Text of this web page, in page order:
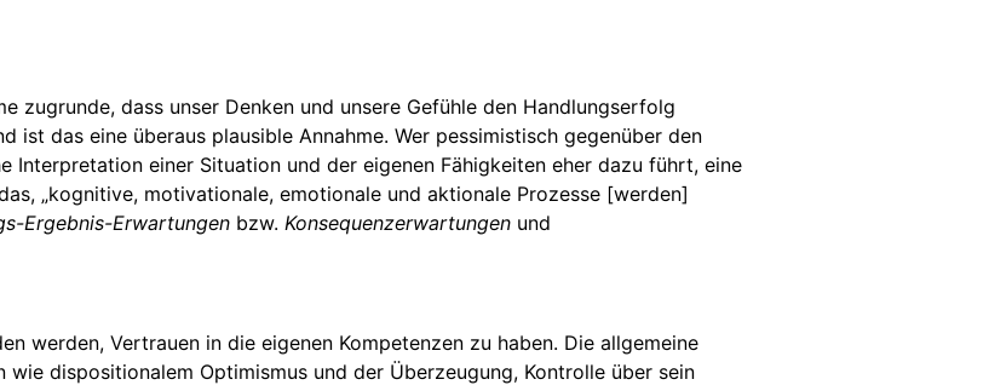
dass unser Denken und unsere Gefühle den Handlungserfolg
ist das eine überaus plausible Annahme. Wer pessimistisch gegenüber den
einer Situation und der eigenen Fähigkeiten eher dazu führt, eine
„kognitive, motivationale, emotionale und aktionale Prozesse [werden]
Ergebnis-Erwartungen bzw. Konsequenzerwartungen und
werden, Vertrauen in die eigenen Kompetenzen zu haben. Die allgemeine
dispositionalem Optimismus und der Überzeugung, Kontrolle über sein